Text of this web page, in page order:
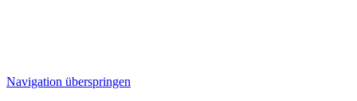
Navigation überspringen